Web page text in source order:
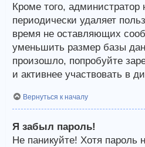
Кроме того,
периодически удаляет
время не оставляющих
уменьшить размер базы
произошло, попробуйте
и активнее участвовать в
Вернуться к началу
Я забыл пароль!
Не паникуйте! Хотя пароль